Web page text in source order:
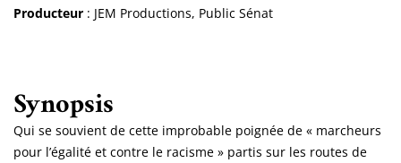
Producteur : JEM Productions, Public Sénat
Synopsis
Qui se souvient de cette improbable poignée de « marcheurs
pour l’égalité et contre le racisme » partis sur les routes de